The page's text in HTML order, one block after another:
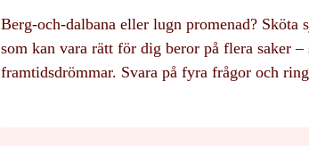
Berg-och-dalbana eller lugn promenad? Sköta
som kan vara rätt för dig beror på flera saker
framtidsdrömmar. Svara på fyra frågor och